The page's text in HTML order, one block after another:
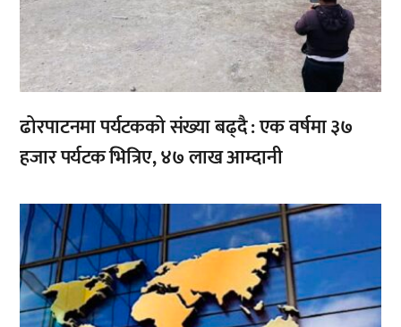
ढोरपाटनमा पर्यटकको संख्या बढ्दै : एक वर्षमा ३७
हजार पर्यटक भित्रिए, ४७ लाख आम्दानी